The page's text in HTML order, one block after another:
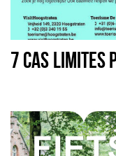
7 CAS LIMITES